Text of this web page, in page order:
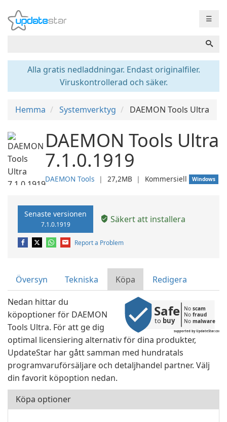
☰
Alla gratis nedladdningar. Endast originalfiler.
Viruskontrollerad och säker.
Hemma Systemverktyg DAEMON Tools Ultra
DAEMON Tools Ultra
7.1.0.1919
DAEMON Tools ❘ 27,2MB ❘ Kommersiell Windows
Senaste versionen
7.1.0.1919 Säkert att installera
Report a Problem
Översyn Tekniska Köpa Redigera
supported by UpdateStar.com
Safe
to buy
No scam
No fraud
No malware
Nedan hittar du
köpoptioner för DAEMON
Tools Ultra. För att ge dig
optimal licensiering alternativ för dina produkter,
UpdateStar har gått samman med hundratals
programvaruförsäljare och detaljhandel partner. Välj
din favorit köpoption nedan.
Köpa optioner